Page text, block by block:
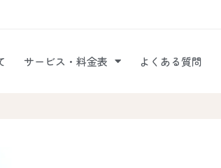
サービス・料金表 よくある質問